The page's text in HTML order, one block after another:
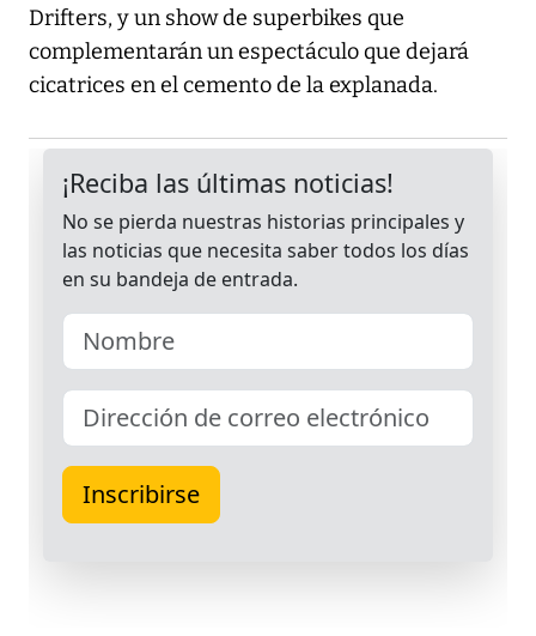
Drifters, y un show de superbikes que
complementarán un espectáculo que dejará
cicatrices en el cemento de la explanada.